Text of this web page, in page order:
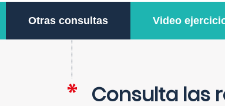
Otras consultas Video
Consulta las